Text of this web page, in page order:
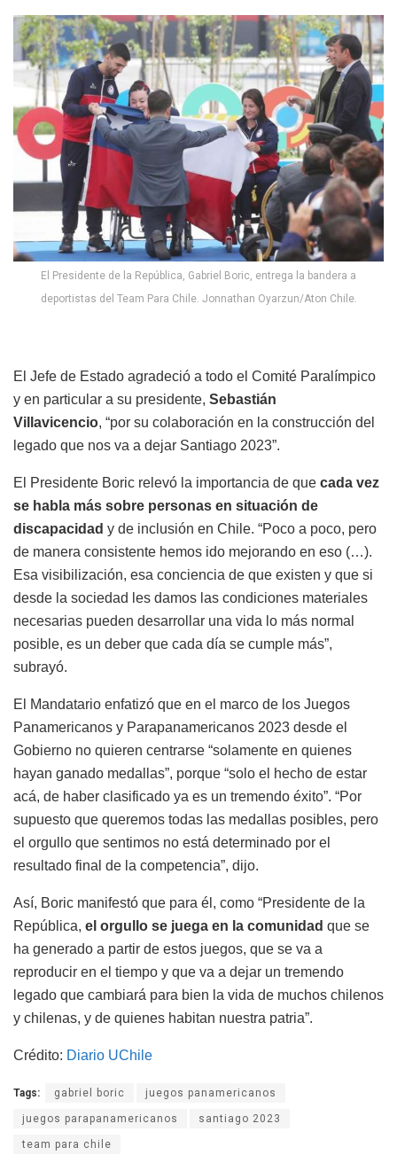
El Presidente de la República, Gabriel Boric, entrega la bandera a
deportistas del Team Para Chile. Jonnathan Oyarzun/Aton Chile.
El Jefe de Estado agradeció a todo el Comité Paralímpico
y en particular a su presidente, Sebastián
Villavicencio, “por su colaboración en la construcción del
legado que nos va a dejar Santiago 2023”.
El Presidente Boric relevó la importancia de que cada vez
se habla más sobre personas en situación de
discapacidad y de inclusión en Chile. “Poco a poco, pero
de manera consistente hemos ido mejorando en eso (…).
Esa visibilización, esa conciencia de que existen y que si
desde la sociedad les damos las condiciones materiales
necesarias pueden desarrollar una vida lo más normal
posible, es un deber que cada día se cumple más”,
subrayó.
El Mandatario enfatizó que en el marco de los Juegos
Panamericanos y Parapanamericanos 2023 desde el
Gobierno no quieren centrarse “solamente en quienes
hayan ganado medallas”, porque “solo el hecho de estar
acá, de haber clasificado ya es un tremendo éxito”. “Por
supuesto que queremos todas las medallas posibles, pero
el orgullo que sentimos no está determinado por el
resultado final de la competencia”, dijo.
Así, Boric manifestó que para él, como “Presidente de la
República, el orgullo se juega en la comunidad que se
ha generado a partir de estos juegos, que se va a
reproducir en el tiempo y que va a dejar un tremendo
legado que cambiará para bien la vida de muchos chilenos
y chilenas, y de quienes habitan nuestra patria”.
Crédito: Diario UChile
Tags: gabriel boric juegos panamericanos
juegos parapanamericanos santiago 2023
team para chile